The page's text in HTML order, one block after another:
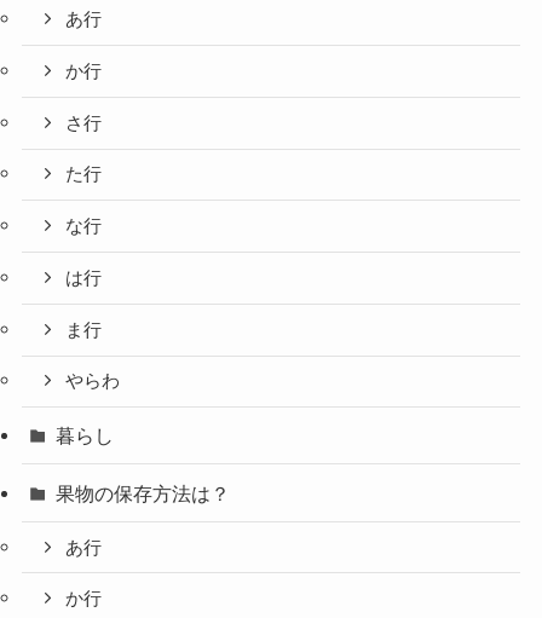
あ行
か行
さ行
た行
な行
は行
ま行
やらわ
暮らし
果物の保存方法は？
あ行
か行